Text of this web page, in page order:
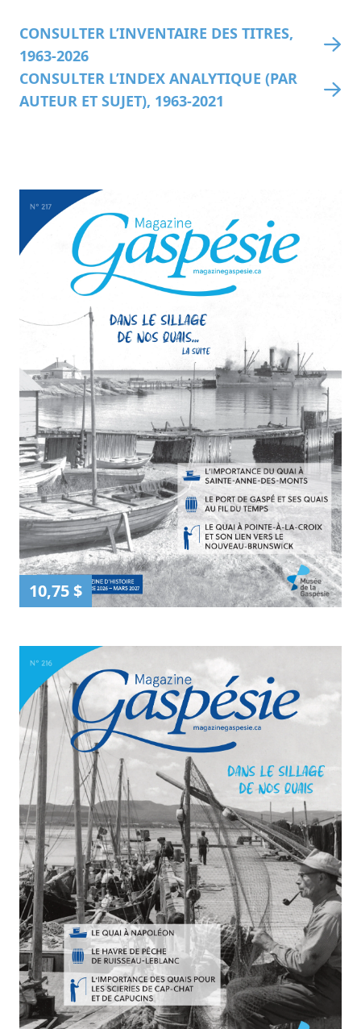
CONSULTER L’INVENTAIRE DES TITRES,
1963-2026
CONSULTER L’INDEX ANALYTIQUE (PAR
AUTEUR ET SUJET), 1963-2021
10,75 $